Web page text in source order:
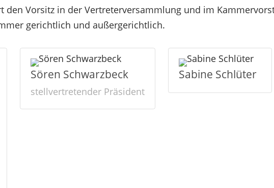
den Vorsitz in der Vertreterversammlung und im
gerichtlich und außergerichtlich.
Sören Schwarzbeck
stellvertretender Präsident
Sabine Schlüter